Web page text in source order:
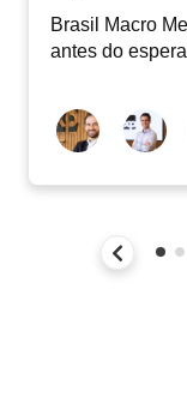
Brasil Macro
antes do